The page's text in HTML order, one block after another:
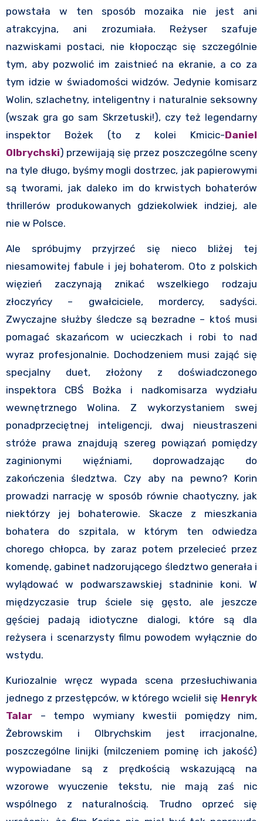
powstała w ten sposób mozaika nie jest ani
atrakcyjna, ani zrozumiała. Reżyser szafuje
nazwiskami postaci, nie kłopocząc się szczególnie
tym, aby pozwolić im zaistnieć na ekranie, a co za
tym idzie w świadomości widzów. Jedynie komisarz
Wolin, szlachetny, inteligentny i naturalnie seksowny
(wszak gra go sam Skrzetuski!), czy też legendarny
inspektor Bożek (to z kolei Kmicic-Daniel
Olbrychski) przewijają się przez poszczególne sceny
na tyle długo, byśmy mogli dostrzec, jak papierowymi
są tworami, jak daleko im do krwistych bohaterów
thrillerów produkowanych gdziekolwiek indziej, ale
nie w Polsce.
Ale spróbujmy przyjrzeć się nieco bliżej tej
niesamowitej fabule i jej bohaterom. Oto z polskich
więzień zaczynają znikać wszelkiego rodzaju
złoczyńcy – gwałciciele, mordercy, sadyści.
Zwyczajne służby śledcze są bezradne – ktoś musi
pomagać skazańcom w ucieczkach i robi to nad
wyraz profesjonalnie. Dochodzeniem musi zająć się
specjalny duet, złożony z doświadczonego
inspektora CBŚ Bożka i nadkomisarza wydziału
wewnętrznego Wolina. Z wykorzystaniem swej
ponadprzeciętnej inteligencji, dwaj nieustraszeni
stróże prawa znajdują szereg powiązań pomiędzy
zaginionymi więźniami, doprowadzając do
zakończenia śledztwa. Czy aby na pewno? Korin
prowadzi narrację w sposób równie chaotyczny, jak
niektórzy jej bohaterowie. Skacze z mieszkania
bohatera do szpitala, w którym ten odwiedza
chorego chłopca, by zaraz potem przelecieć przez
komendę, gabinet nadzorującego śledztwo generała i
wylądować w podwarszawskiej stadninie koni. W
międzyczasie trup ściele się gęsto, ale jeszcze
gęściej padają idiotyczne dialogi, które są dla
reżysera i scenarzysty filmu powodem wyłącznie do
wstydu.
Kuriozalnie wręcz wypada scena przesłuchiwania
jednego z przestępców, w którego wcielił się Henryk
Talar– tempo wymiany kwestii pomiędzy nim,
Żebrowskim i Olbrychskim jest irracjonalne,
poszczególne linijki (milczeniem pominę ich jakość)
wypowiadane są z prędkością wskazującą na
wzorowe wyuczenie tekstu, nie mają zaś nic
wspólnego z naturalnością. Trudno oprzeć się